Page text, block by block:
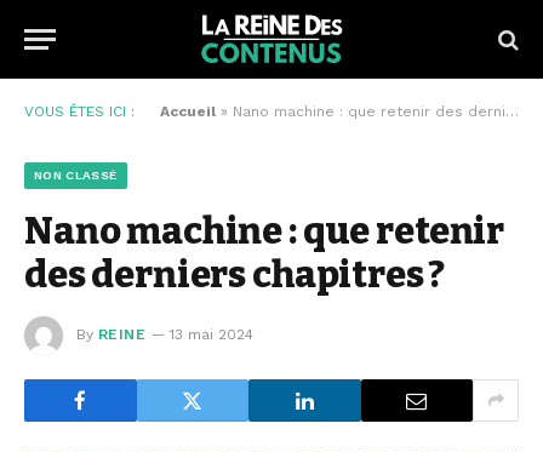
VOUS ÊTES ICI : Accueil » Nano machine : que retenir des derniers chapitres ?
NON CLASSÉ
Nano machine : que retenir
des derniers chapitres ?
By REINE 13 mai 2024